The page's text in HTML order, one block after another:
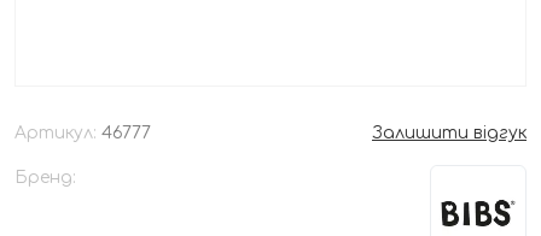
Артикул: 46777 Залишити відгук
Бренд: